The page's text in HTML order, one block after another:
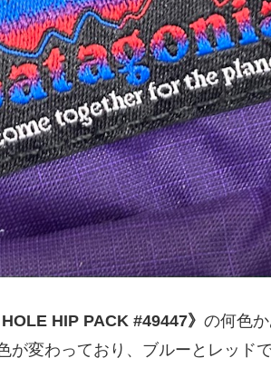
HIP PACK #49447》 の何色か
が変わっており、ブルーとレッド